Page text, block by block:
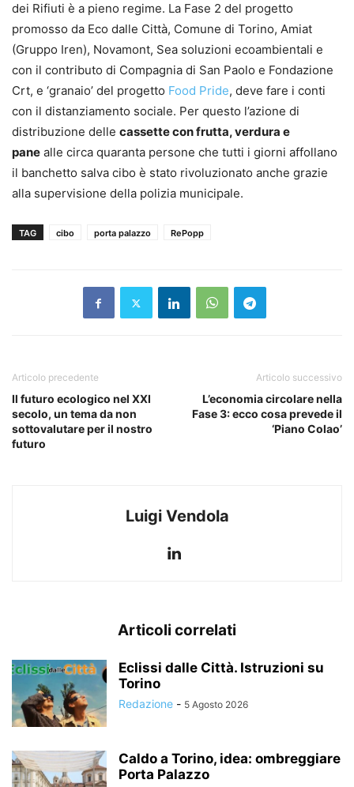
dei Rifiuti è a pieno regime. La Fase 2 del progetto
promosso da Eco dalle Città, Comune di Torino, Amiat
(Gruppo Iren), Novamont, Sea soluzioni ecoambientali e
con il contributo di Compagnia di San Paolo e Fondazione
Crt, e ‘granaio’ del progetto Food Pride, deve fare i conti
con il distanziamento sociale. Per questo l’azione di
distribuzione delle cassette con frutta, verdura e
pane alle circa quaranta persone che tutti i giorni affollano
il banchetto salva cibo è stato rivoluzionato anche grazie
alla supervisione della polizia municipale.
TAG cibo porta palazzo RePopp
Articolo precedente
Il futuro ecologico nel XXI
secolo, un tema da non
sottovalutare per il nostro
futuro
Articolo successivo
L’economia circolare nella
Fase 3: ecco cosa prevede il
‘Piano Colao’
Luigi Vendola
Articoli correlati
Eclissi dalle Città. Istruzioni su
Torino
Redazione - 5 Agosto 2026
Caldo a Torino, idea: ombreggiare
Porta Palazzo